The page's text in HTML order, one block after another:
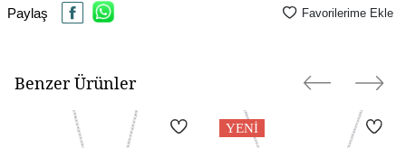
Materyal Rengi
Ürün Etiketleri
Paylaş Favorilerime Ekle
Benzer Ürünler
YENI